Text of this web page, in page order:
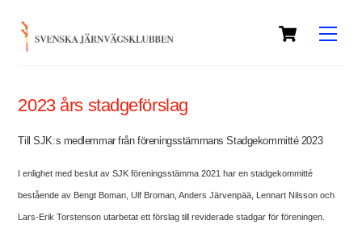
content
Cart
2023 års stadgeförslag
Till SJK:s medlemmar från föreningsstämmans Stadgekommitté 2023
I enlighet med beslut av SJK föreningsstämma 2021 har en stadgekommitté
bestående av Bengt Boman, Ulf Broman, Anders Järvenpää, Lennart Nilsson och
Lars-Erik Torstenson utarbetat ett förslag till reviderade stadgar för föreningen.